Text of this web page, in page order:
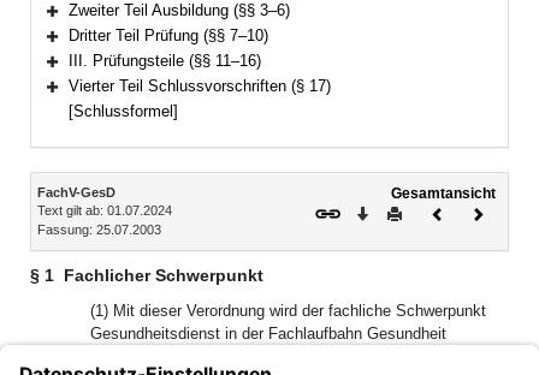
Bereich erweitern
Zweiter Teil Ausbildung (§§ 3–6)
Bereich erweitern
Dritter Teil Prüfung (§§ 7–10)
Bereich erweitern
III. Prüfungsteile (§§ 11–16)
Bereich erweitern
Vierter Teil Schlussvorschriften (§ 17)
[Schlussformel]
Inhalt
FachV-GesD
Text gilt ab: 01.07.2024
Fassung: 25.07.2003
Gesamtansicht
Download
DruckenVorheriges
§ 1 Fachlicher Schwerpunkt
(1) Mit dieser Verordnung wird der fachliche Schwerpunkt
Gesundheitsdienst in der Fachlaufbahn Gesundheit